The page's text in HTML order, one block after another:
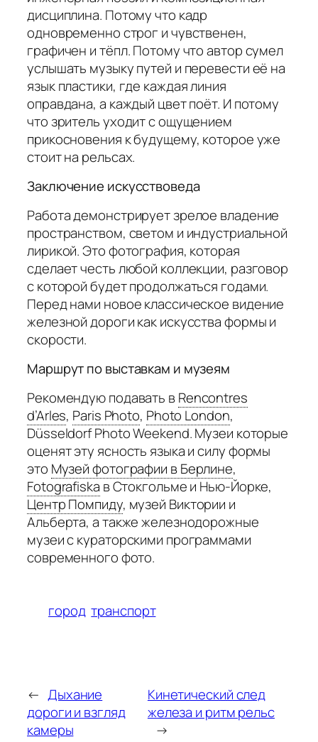
дисциплина. Потому что кадр
одновременно строг и чувственен,
графичен и тёпл. Потому что автор сумел
услышать музыку путей и перевести её на
язык пластики, где каждая линия
оправдана, а каждый цвет поёт. И потому
что зритель уходит с ощущением
прикосновения к будущему, которое уже
стоит на рельсах.
Заключение искусствоведа
Работа демонстрирует зрелое владение
пространством, светом и индустриальной
лирикой. Это фотография, которая
сделает честь любой коллекции, разговор
с которой будет продолжаться годами.
Перед нами новое классическое видение
железной дороги как искусства формы и
скорости.
Маршрут по выставкам и музеям
Рекомендую подавать вRencontres
d’Arles, Paris Photo, Photo London,
Düsseldorf Photo Weekend. Музеи которые
оценят эту ясность языка и силу формы
это Музей фотографии в Берлине,
Fotografiska в Стокгольме и Нью-Йорке,
Центр Помпиду, музей Виктории и
Альберта, а также железнодорожные
музеи с кураторскими программами
современного фото.
город транспорт
← Дыхание
дороги и взгляд
камеры
Кинетический след
железа и ритм рельс
→